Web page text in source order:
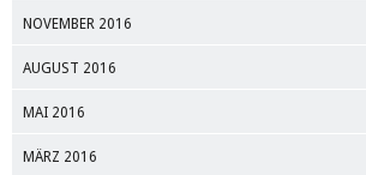
NOVEMBER 2016
AUGUST 2016
MAI 2016
MÄRZ 2016